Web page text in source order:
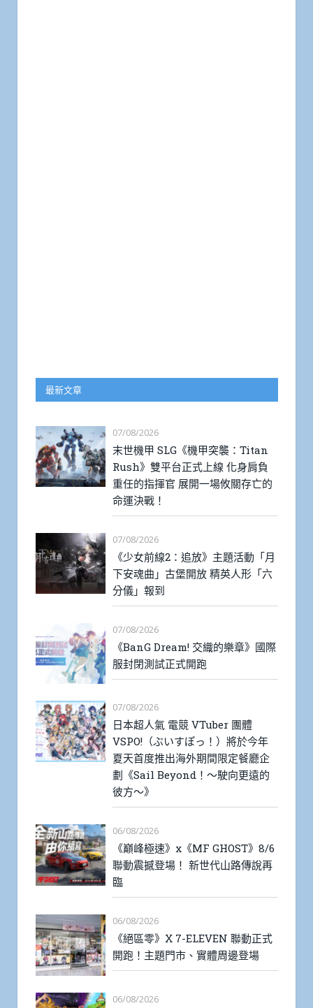
最新文章
07/08/2026
末世機甲 SLG《機甲突襲：Titan
Rush》雙平台正式上線 化身肩負
重任的指揮官 展開一場攸關存亡的
命運決戰！
07/08/2026
《少女前線2：追放》主題活動「月
下安魂曲」古堡開放 精英人形「六
分儀」報到
07/08/2026
《BanG Dream! 交織的樂章》國際
服封閉測試正式開跑
07/08/2026
日本超人氣 電競 VTuber 團體
VSPO!（ぶいすぽっ！）將於今年
夏天首度推出海外期間限定餐廳企
劃《Sail Beyond！～駛向更遠的
彼方～》
06/08/2026
《巔峰極速》x《MF GHOST》8/6
聯動震撼登場！ 新世代山路傳說再
臨
06/08/2026
《絕區零》X 7-ELEVEN 聯動正式
開跑！主題門市、實體周邊登場
06/08/2026